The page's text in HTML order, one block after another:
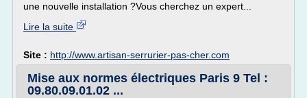
une nouvelle installation ?Vous cherchez un expert...
Lire la suite
Site : http://www.artisan-serrurier-pas-cher.com
Mise aux normes électriques Paris 9 Tel :
09.80.09.01.02 ...